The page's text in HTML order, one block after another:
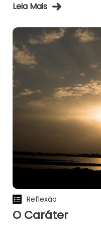
Leia Mais
Reflexão
O Caráter